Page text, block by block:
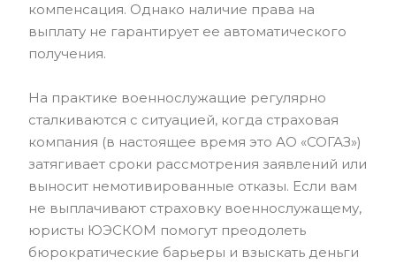
компенсация. Однако наличие права на
выплату не гарантирует ее автоматического
получения.
На практике военнослужащие регулярно
сталкиваются с ситуацией, когда страховая
компания (в настоящее время это АО «СОГАЗ»)
затягивает сроки рассмотрения заявлений или
выносит немотивированные отказы. Если вам
не выплачивают страховку военнослужащему,
юристы ЮЭСКОМ помогут преодолеть
бюрократические барьеры и взыскать деньги